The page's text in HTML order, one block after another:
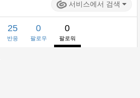
서비스에서 검색
25
반응
0
팔로우
0
팔로워